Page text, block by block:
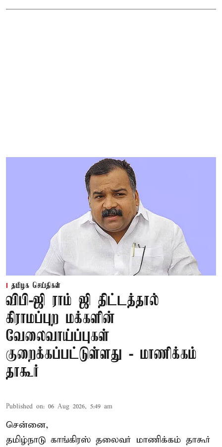
தமிழக செய்திகள்
விபி-ஜி ராம் ஜி திட்டத்தால்
கிராமப்புற மக்களின்
வேலைவாய்ப்புகள்
குறைக்கப்பட்டுள்ளது - மாணிக்கம்
தாகூர்
Published on: 06 Aug 2026, 5:49 am
சென்னை,
தமிழ்நாடு காங்கிரஸ் தலைவர் மாணிக்கம் தாகூர்